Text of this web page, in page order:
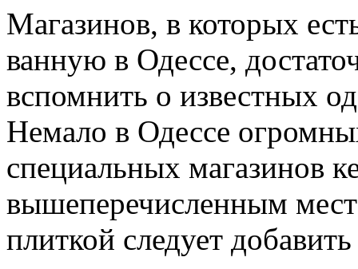
Магазинов, в которых
ванную в Одессе,
вспомнить о известных
Немало в Одессе
специальных магазинов
вышеперечисленным
плиткой следует